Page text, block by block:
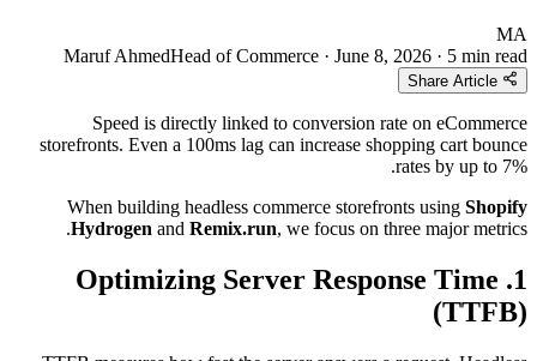
Maruf Ahmed Head of Commerce·
Speed is directly linked to
storefronts. Even a 100ms lag can increase
When building headless commerce
HydrogenandRemix.run, we focus
1. Optimizing Server